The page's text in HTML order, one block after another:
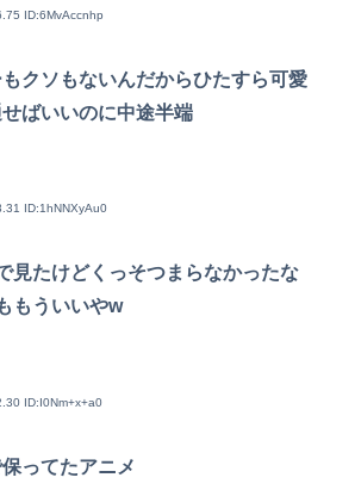
ID:6MvAccnhp
クソもないんだからひたすら可愛
ばいいのに中途半端
ID:1hNNXyAu0
見たけどくっそつまらなかったな
もういいやw
ID:I0Nm+x+a0
ってたアニメ